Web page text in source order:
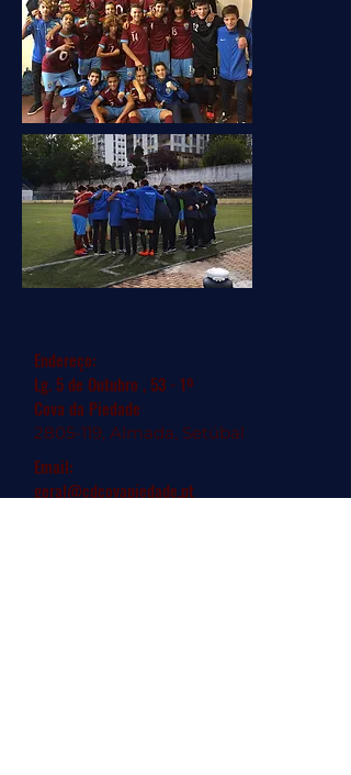
Endereço:
Lg. 5 de Outubro , 53 - 1º
Cova da Piedade
2805-119, Almada, Setúbal
Email:
geral@cdcovapiedade.pt